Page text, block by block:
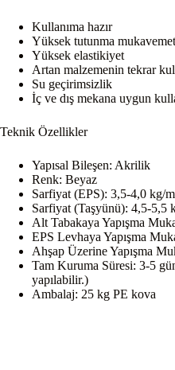
Kullanıma hazır
Yüksek tutunma
Yüksek elastikiyet
Artan malzemenin tekrar
Su geçirimsizlik
İç ve dış mekana uygun
Teknik Özellikler
Yapısal Bileşen: Akrilik
Renk: Beyaz
Sarfiyat (EPS): 3,5-4,0 kg/
Sarfiyat (Taşyünü): 4,5-5,5
Alt Tabakaya Yapışma
EPS Levhaya Yapışma
Ahşap Üzerine Yapışma
Tam Kuruma Süresi: 3-5
yapılabilir.)
Ambalaj: 25 kg PE kova